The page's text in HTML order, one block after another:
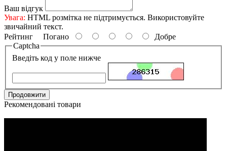
Ваш відгук
Увага: HTML розмітка не підтримується. Використовуйте
звичайний текст.
Рейтинг Погано
Добре
Captcha
Введіть код у поле нижче
Продовжити
Рекомендовані товари